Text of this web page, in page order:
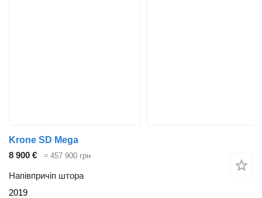
Krone SD Mega
8 900 €
≈ 457 900 грн
Напівпричіп штора
2019